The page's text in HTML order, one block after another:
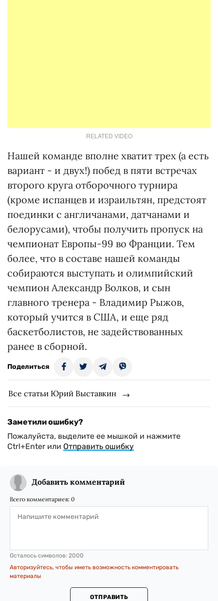
RELATED VIDEO
Нашей команде вполне хватит трех (а есть
вариант - и двух!) побед в пяти встречах
второго круга отборочного турнира
(кроме испанцев и израильтян, предстоят
поединки с англичанами, датчанами и
белорусами), чтобы получить пропуск на
чемпионат Европы-99 во Франции. Тем
более, что в составе нашей команды
собираются выступать и олимпийский
чемпион Александр Волков, и сын
главного тренера - Владимир Рыжов,
который учится в США, и еще ряд
баскетболистов, не задействованных
ранее в сборной.
Поделиться
Все статьи Юрий Выставкин
Заметили ошибку?
Пожалуйста, выделите ее мышкой и нажмите
Ctrl+Enter или Отправить ошибку
Добавить комментарий
Всего комментариев: 0
Осталось символов: 2000
Авторизуйтесь, чтобы иметь возможность комментировать
материалы
ОТПРАВИТЬ